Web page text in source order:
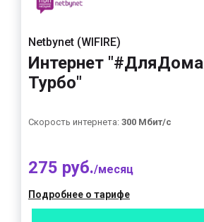
Netbynet (WIFIRE)
Интернет "#ДляДома
Турбо"
Скорость интернета: 300 Мбит/с
275 руб./месяц
Подробнее о тарифе